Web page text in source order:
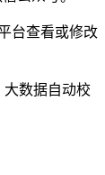
台查看或修改
数据自动校